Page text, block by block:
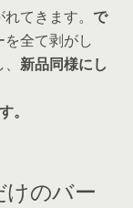
てきます。 で
全て剥がし
新品同様にし
。
けのバー